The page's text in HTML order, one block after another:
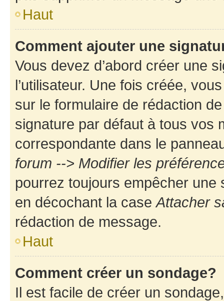
Haut
Comment ajouter une
Vous devez d’abord créer une
l’utilisateur. Une fois créée,
sur le formulaire de rédaction
signature par défaut à tous vos
correspondante dans le
forum --> Modifier les
pourrez toujours empêcher une
en décochant la caseAttacher
rédaction de message.
Haut
Comment créer un sondage?
Il est facile de créer un